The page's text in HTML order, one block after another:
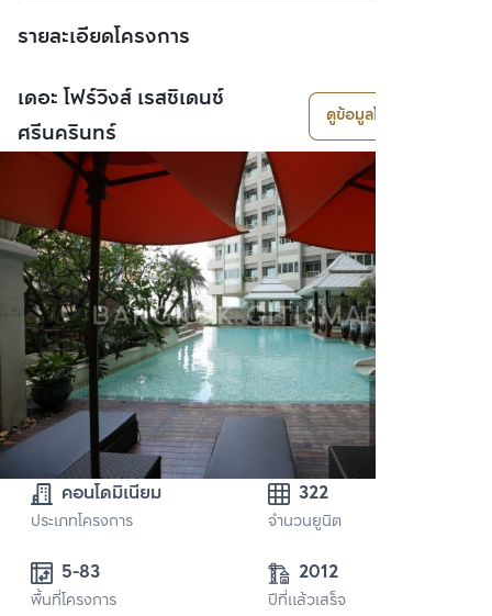
รายละเอียดโครงการ
เดอะ โฟร์วิงส์ เรสซิเดนซ์
ศรีนครินทร์
ดูข้อมูลโครงการ
คอนโดมิเนียม
ประเภทโครงการ
322
จำนวนยูนิต
5-83
พื้นที่โครงการ
2012
ปีที่แล้วเสร็จ